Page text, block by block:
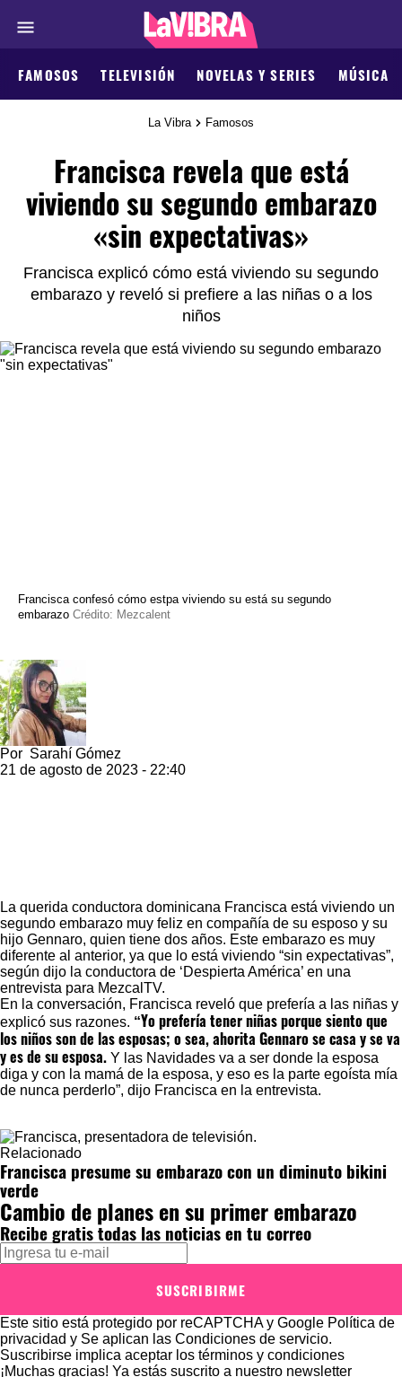
FAMOSOS TELEVISIÓN NOVELAS Y SERIES MÚSICA
La Vibra Famosos
Francisca revela que está
viviendo su segundo embarazo
«sin expectativas»
Francisca explicó cómo está viviendo su segundo
embarazo y reveló si prefiere a las niñas o a los
niños
Francisca confesó cómo estpa viviendo su está su segundo
embarazo Crédito: Mezcalent
Por Sarahí Gómez
21 de agosto de 2023 - 22:40
La querida conductora dominicana Francisca está viviendo un
segundo embarazo muy feliz en compañía de su esposo y su
hijo Gennaro, quien tiene dos años. Este embarazo es muy
diferente al anterior, ya que lo está viviendo “sin expectativas”,
según dijo la conductora de ‘Despierta América’ en una
entrevista para MezcalTV.
En la conversación, Francisca reveló que prefería a las niñas y
explicó sus razones. “Yo prefería tener niñas porque siento que
los niños son de las esposas; o sea, ahorita Gennaro se casa y se va
y es de su esposa. Y las Navidades va a ser donde la esposa
diga y con la mamá de la esposa, y eso es la parte egoísta mía
de nunca perderlo”, dijo Francisca en la entrevista.
Relacionado
Francisca presume su embarazo con un diminuto bikini
verde
Cambio de planes en su primer embarazo
Recibe gratis todas las noticias en tu correo
SUSCRIBIRME
Este sitio está protegido por reCAPTCHA y Google Política de
privacidad y Se aplican las Condiciones de servicio.
Suscribirse implica aceptar los términos y condiciones
¡Muchas gracias! Ya estás suscrito a nuestro newsletter